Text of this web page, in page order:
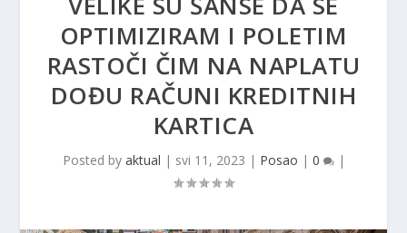
OPTIMIZIRAM I POLETIM
RASTOČI ČIM NA NAPLATU
DOĐU RAČUNI KREDITNIH
KARTICA
Posted by aktual | svi 11, 2023 | Posao | 0 |